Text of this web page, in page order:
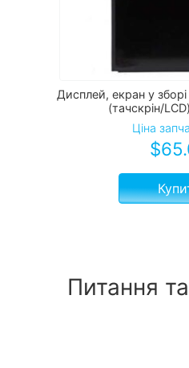
Дисплей, екран у
(тачскрін/
Ціна
$
Питання та